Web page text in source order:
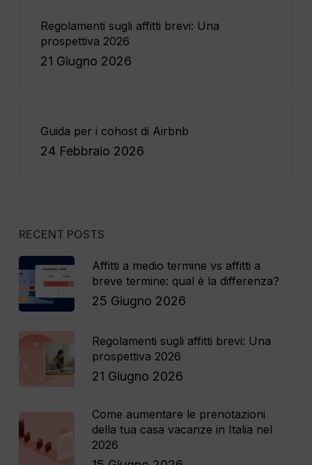
Regolamenti sugli affitti brevi: Una
prospettiva 2026
21 Giugno 2026
Guida per i cohost di Airbnb
24 Febbraio 2026
RECENT POSTS
Affitti a medio termine vs affitti a
breve termine: qual è la differenza?
25 Giugno 2026
Regolamenti sugli affitti brevi: Una
prospettiva 2026
21 Giugno 2026
Come aumentare le prenotazioni
della tua casa vacanze in Italia nel
2026